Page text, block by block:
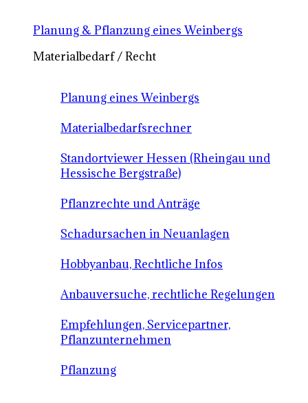
Planung & Pflanzung eines Weinbergs
Materialbedarf / Recht
Planung eines Weinbergs
Materialbedarfsrechner
Standortviewer Hessen (Rheingau und
Hessische Bergstraße)
Pflanzrechte und Anträge
Schadursachen in Neuanlagen
Hobbyanbau, Rechtliche Infos
Anbauversuche, rechtliche Regelungen
Empfehlungen, Servicepartner,
Pflanzunternehmen
Pflanzung